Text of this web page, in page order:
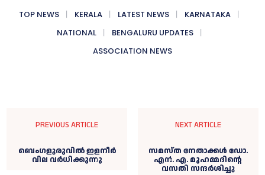
TOP NEWS KERALA LATEST NEWS
KARNATAKA
NATIONAL
BENGALURU UPDATES
ASSOCIATION NEWS
PREVIOUS ARTICLE
ബെംഗളൂരുവിൽ ഇളനീർ
വില വർധിക്കുന്നു
NEXT ARTICLE
സമസ്ത നേതാക്കള്‍ ഡോ.
എന്‍. എ. മുഹമ്മദിന്റെ
വസതി സന്ദര്‍ശിച്ചു